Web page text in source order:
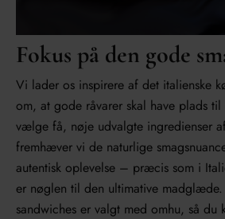
Fokus på den gode
Vi lader os inspirere af det italienske
om, at gode råvarer skal have plads
vælge få, nøje udvalgte ingredienser
fremhæver vi de naturlige
autentisk oplevelse – præcis som i
er nøglen til den ultimative
sandwiches er valgt med omhu, så du